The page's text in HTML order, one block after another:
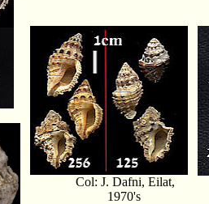
Col: J. Dafni, Eilat,
1970's